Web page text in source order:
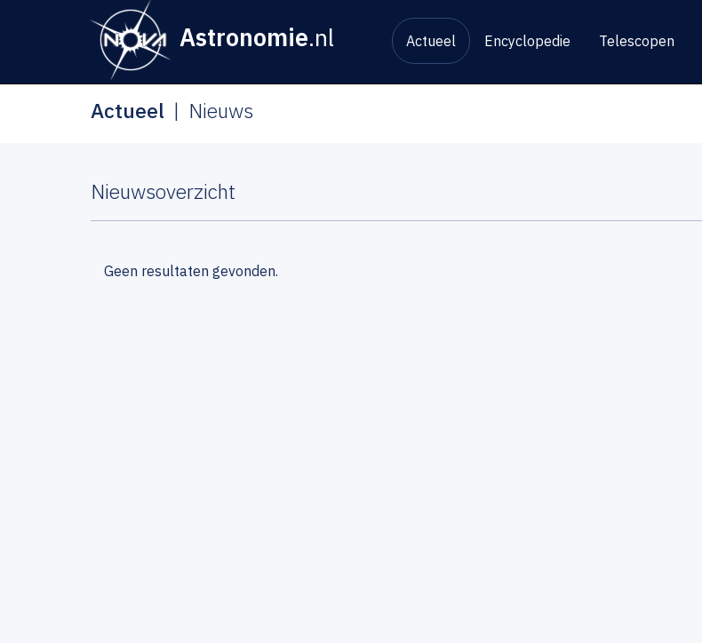
Astronomie.nl Actueel Encyclopedie Telescopen
Actueel Nieuws
Nieuwsoverzicht
Geen resultaten gevonden.